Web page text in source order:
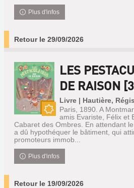
Plus d'infos
Retour le 29/09/2026
LES
DE RAISON
Livre | Hautière,
Paris, 1890. A
amis Evariste, Félix et
Cabaret des Ombres. En attendant
a dû hypothéquer le bâtiment, qui
promoteurs immob...
Plus d'infos
Retour le 19/09/2026